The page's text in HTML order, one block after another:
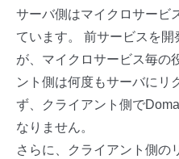
サーバ側はマイクロサービ
ています。 前サービスを
が、マイクロサービス毎の
ント側は何度もサーバにリ
ず、クライアント側で
なりません。
さらに、クライアント側の